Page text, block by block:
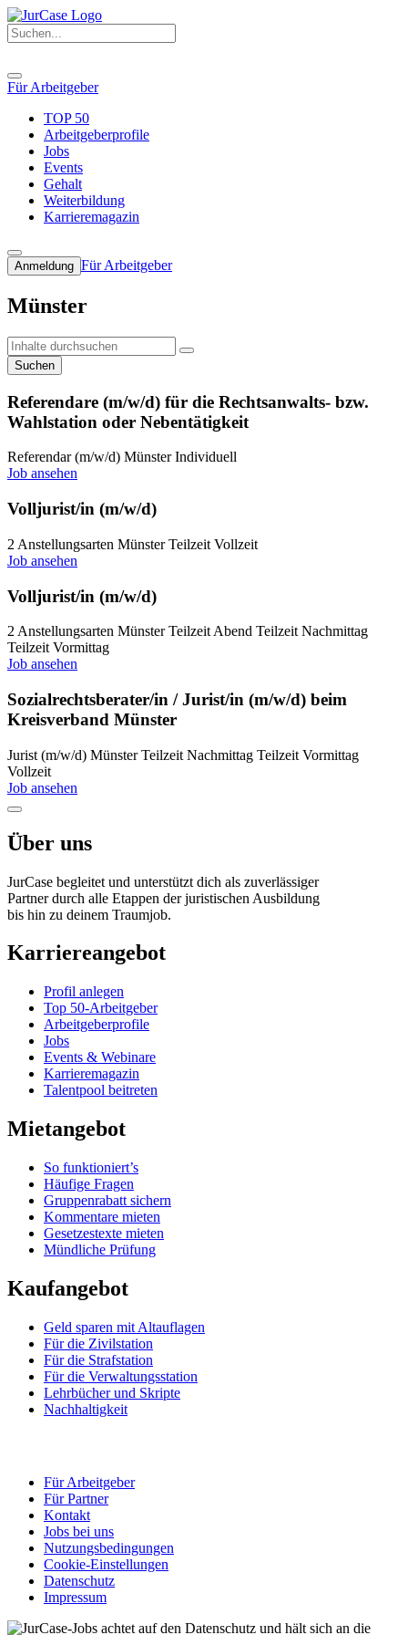
Für Arbeitgeber
TOP 50
Arbeitgeberprofile
Jobs
Events
Gehalt
Weiterbildung
Karrieremagazin
Anmeldung Für Arbeitgeber
Münster
Suchen
Referendare (m/w/d) für die Rechtsanwalts- bzw.
Wahlstation oder Nebentätigkeit
Referendar (m/w/d) Münster Individuell
Job ansehen
Volljurist/in (m/w/d)
2 Anstellungsarten Münster Teilzeit Vollzeit
Job ansehen
Volljurist/in (m/w/d)
2 Anstellungsarten Münster Teilzeit Abend Teilzeit Nachmittag
Teilzeit Vormittag
Job ansehen
Sozialrechtsberater/in / Jurist/in (m/w/d) beim
Kreisverband Münster
Jurist (m/w/d) Münster Teilzeit Nachmittag Teilzeit Vormittag
Vollzeit
Job ansehen
Über uns
JurCase begleitet und unterstützt dich als zuverlässiger
Partner durch alle Etappen der juristischen Ausbildung
bis hin zu deinem Traumjob.
Karriereangebot
Profil anlegen
Top 50-Arbeitgeber
Arbeitgeberprofile
Jobs
Events & Webinare
Karrieremagazin
Talentpool beitreten
Mietangebot
So funktioniert’s
Häufige Fragen
Gruppenrabatt sichern
Kommentare mieten
Gesetzestexte mieten
Mündliche Prüfung
Kaufangebot
Geld sparen mit Altauflagen
Für die Zivilstation
Für die Strafstation
Für die Verwaltungsstation
Lehrbücher und Skripte
Nachhaltigkeit
Für Arbeitgeber
Für Partner
Kontakt
Jobs bei uns
Nutzungsbedingungen
Cookie-Einstellungen
Datenschutz
Impressum